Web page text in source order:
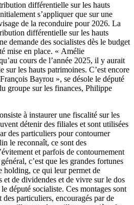
différentielle sur les hauts
s’appliquer que sur une
de la reconduire pour 2026. La
différentielle sur les hauts
demande des socialistes dès le budget
mise en place. « Amélie
cours de l’année 2025, il y aurait
les hauts patrimoines. C’est encore
Bayrou », se désole le député
groupe sur les finances, Philippe
à instaurer une fiscalité sur les
détenir des filiales et sont utilisées
des particuliers pour contourner
le reconnaît, ce sont des
et parfois de contournement
c’est que les grandes fortunes
holding, ce qui leur permet de
et de dividendes et de vivre sur le dos
député socialiste. Ces montages sont
des particuliers, encouragés par de